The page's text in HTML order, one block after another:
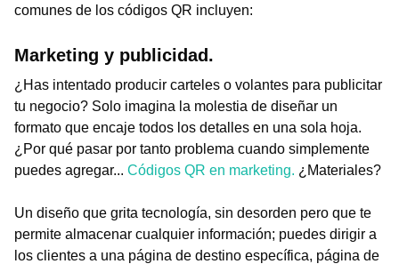
comunes de los códigos QR incluyen:
Marketing y publicidad.
¿Has intentado producir carteles o volantes para publicitar
tu negocio? Solo imagina la molestia de diseñar un
formato que encaje todos los detalles en una sola hoja.
¿Por qué pasar por tanto problema cuando simplemente
puedes agregar... Códigos QR en marketing. ¿Materiales?
Un diseño que grita tecnología, sin desorden pero que te
permite almacenar cualquier información; puedes dirigir a
los clientes a una página de destino específica, página de